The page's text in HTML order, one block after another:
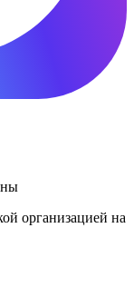
организацией на